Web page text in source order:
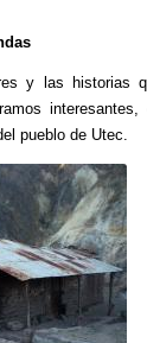
y las historias
pueblo de Utec.